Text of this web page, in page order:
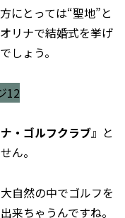
にとっては“聖地”と
リナで結婚式を挙げ
しょう。
・ゴルフクラブ』と
ん。
自然の中でゴルフを
来ちゃうんですね。